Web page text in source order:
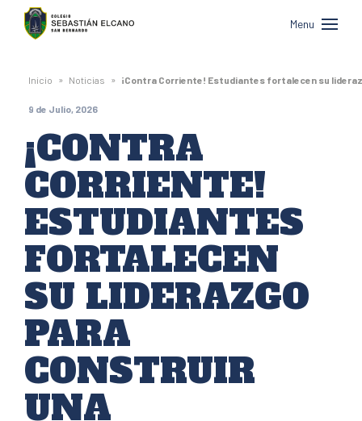
Colegio
Sebastián
Elcano
de
San
Bernardo
Menu
Inicio » Noticias » ¡Contra Corriente! Estudiantes fortalecen su
9 de Julio, 2026
¡CONTRA
CORRIENTE!
ESTUDIANTES
FORTALECEN
SU LIDERAZGO
PARA
CONSTRUIR
UNA